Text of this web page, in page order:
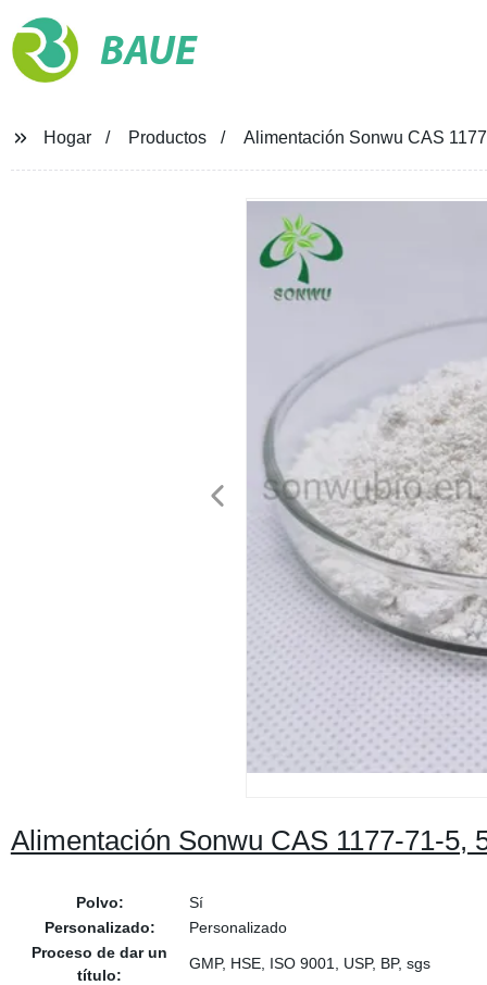
BAUE
Hogar Productos Alimentación Sonwu CAS
Alimentación Sonwu CAS 1177-71-5,
Polvo:
Sí
Personalizado:
Personalizado
Proceso de dar un
título:
GMP, HSE, ISO 9001, USP, BP, sgs